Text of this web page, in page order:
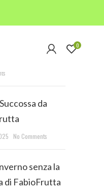
0
da
No Comments
senza la
di FabioFrutta